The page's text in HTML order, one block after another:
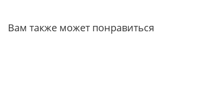
Вам также может понравиться